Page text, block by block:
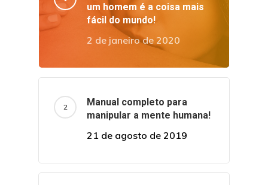
um homem é a coisa mais
fácil do mundo!
2 de janeiro de 2020
Manual completo para
manipular a mente humana!
21 de agosto de 2019